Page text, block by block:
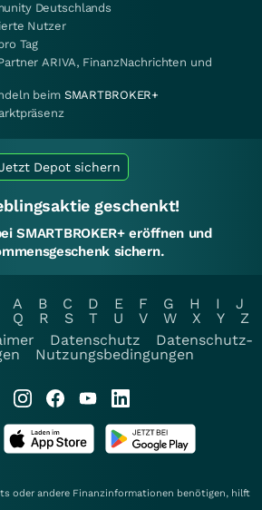
Deutschlands
Nutzer
Tag
ARIVA, FinanzNachrichten und
beim SMARTBROKER+
Depot sichern
geschenkt!
SMARTBROKER+ eröffnen und
sichern.
A B C D E F G H I
J
Q R S T U V W X Y
Z
Datenschutz
Datenschutz-
Nutzungsbedingungen
oder andere Finanzinformationen benötigen, hilft